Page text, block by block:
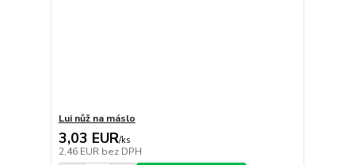
Lui nůž na máslo
3,03 EUR/ks
2,46 EUR bez DPH